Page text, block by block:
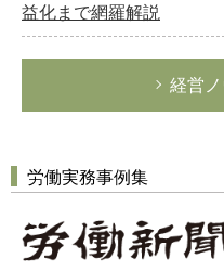
益化まで網羅解説
経営
労働実務事例集